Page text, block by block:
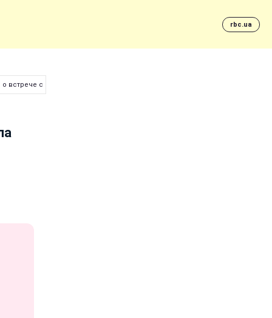
rbc.ua
встрече с российским мальчиком